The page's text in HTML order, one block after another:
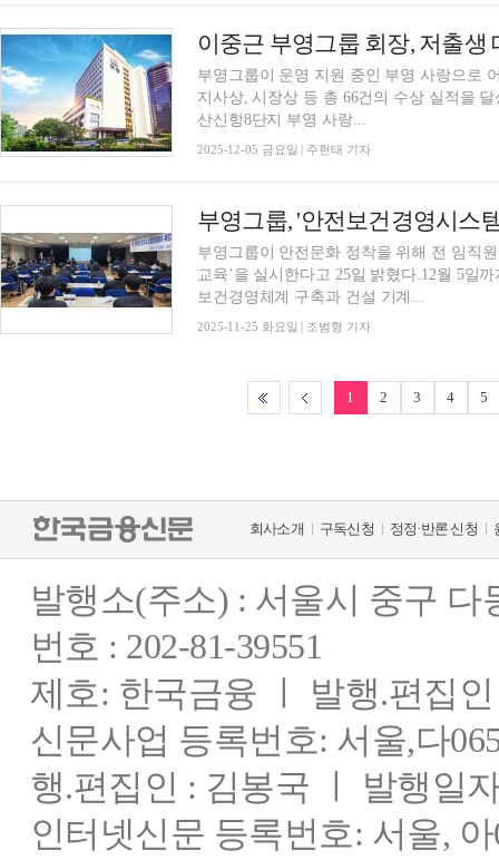
이중근 부영그룹 회장, 저출생
부영그룹이 운영 지원 중인 부영 사랑으로
지사상, 시장상 등 총 66건의 수상 실적을 달성하는 영예를
산신항8단지 부영 사랑...
2025-12-05 금요일 | 주현태 기자
부영그룹, '안전보건경영시스
부영그룹이 안전문화 정착을 위해 전 임직
교육’을 실시한다고 25일 밝혔다.12월 5일
보건경영체계 구축과 건설 기계...
2025-11-25 화요일 | 조범형 기자
1 2 3 4 5
회사소개 구독신청 정정·반론 신청
발행소(주소) : 서울시 중구
번호 : 202-81-39551
제호: 한국금융 ㅣ 발행.편집
신문사업 등록번호: 서울,다
행.편집인 : 김봉국 ㅣ 발행일
인터넷신문 등록번호: 서울,